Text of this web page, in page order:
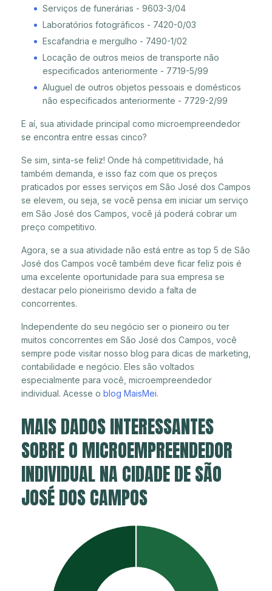
Serviços de funerárias - 9603-3/04
Laboratórios fotográficos - 7420-0/03
Escafandria e mergulho - 7490-1/02
Locação de outros meios de transporte não
especificados anteriormente - 7719-5/99
Aluguel de outros objetos pessoais e domésticos
não especificados anteriormente - 7729-2/99
E aí, sua atividade principal como microempreendedor
se encontra entre essas cinco?
Se sim, sinta-se feliz! Onde há competitividade, há
também demanda, e isso faz com que os preços
praticados por esses serviços em São José dos Campos
se elevem, ou seja, se você pensa em iniciar um serviço
em São José dos Campos, você já poderá cobrar um
preço competitivo.
Agora, se a sua atividade não está entre as top 5 de São
José dos Campos você também deve ficar feliz pois é
uma excelente oportunidade para sua empresa se
destacar pelo pioneirismo devido a falta de
concorrentes.
Independente do seu negócio ser o pioneiro ou ter
muitos concorrentes em São José dos Campos, você
sempre pode visitar nosso blog para dicas de marketing,
contabilidade e negócio. Eles são voltados
especialmente para você, microempreendedor
individual. Acesse o blog MaisMei.
MAIS DADOS INTERESSANTES
SOBRE O MICROEMPREENDEDOR
INDIVIDUAL NA CIDADE DE SÃO
JOSÉ DOS CAMPOS